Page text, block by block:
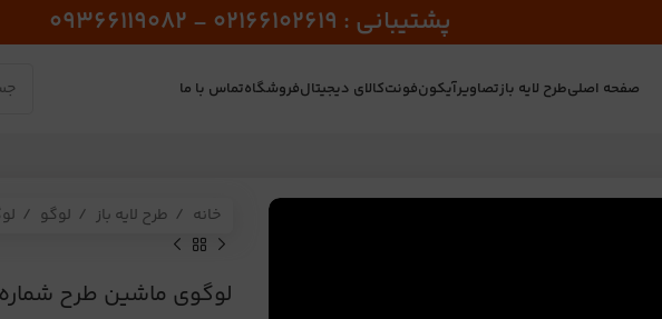
پشتیبانی : 02166102619 - 09366119082
صفحه اصلیطرح لایه بازتصاویرآیکونفونتکالای دیجیتالفروشگاهتماس با ما
خانه طرح لایه باز لوگو
لوگوی ماشین طرح شماره 432